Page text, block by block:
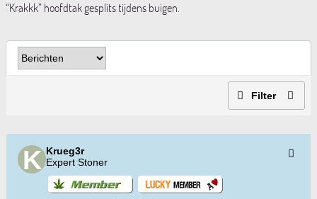
“Krakkk” hoofdtak gesplits tijdens buigen.
Filter
Krueg3r
Expert Stoner